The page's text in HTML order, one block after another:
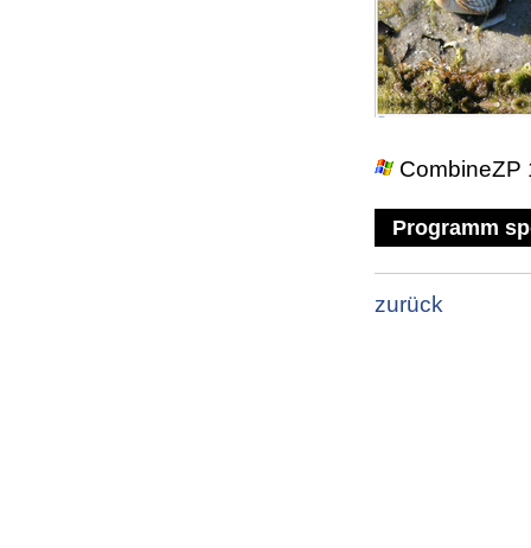
CombineZP
Programm
zurück